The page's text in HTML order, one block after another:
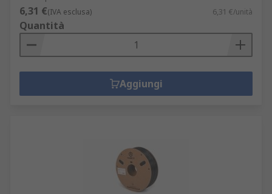
6,31 €(IVA esclusa) 6,31 €/unità
Quantità
Aggiungi